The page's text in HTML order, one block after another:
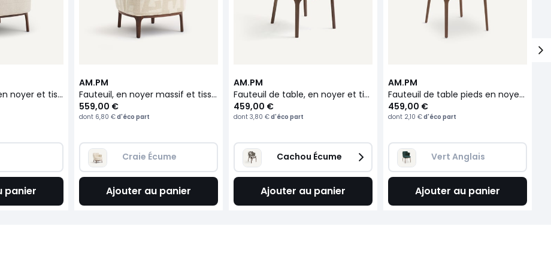
Fauteuil bergère, en noyer et tissu texturé, JABOTE
panier
AM.PM
Fauteuil, en noyer massif et tissu jacquard, JABOTE
559,00 €
dont 6,80 €d'éco part
Craie Écume
Ajouter au panier
AM.PM
Fauteuil de table, en noyer et tissu jacquard, JABOTE
459,00 €
dont 3,80 €d'éco part
Cachou Écume
Ajouter au panier
AM.PM
Fauteuil de table pieds en noyer et velours Jabote
459,00 €
dont 2,10 €d'éco part
Vert Anglais
Ajouter au panier